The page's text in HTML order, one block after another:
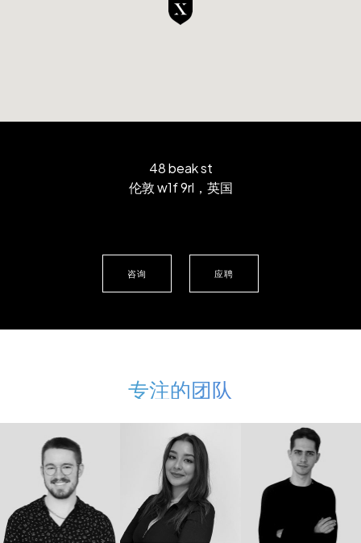
48 beak st
伦敦 w1f 9rl，英国
咨询 应聘
专注的团队